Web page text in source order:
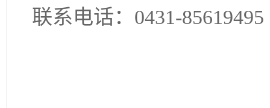
联系电话： 0431-85619495